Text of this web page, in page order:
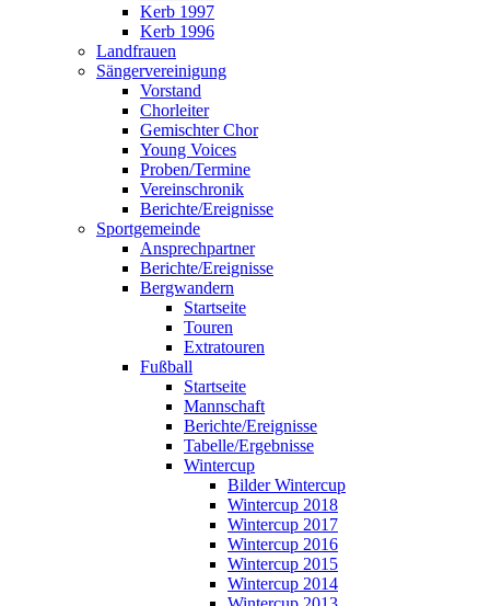
Kerb 1997
Kerb 1996
Landfrauen
Sängervereinigung
Vorstand
Chorleiter
Gemischter Chor
Young Voices
Proben/Termine
Vereinschronik
Berichte/Ereignisse
Sportgemeinde
Ansprechpartner
Berichte/Ereignisse
Bergwandern
Startseite
Touren
Extratouren
Fußball
Startseite
Mannschaft
Berichte/Ereignisse
Tabelle/Ergebnisse
Wintercup
Bilder Wintercup
Wintercup 2018
Wintercup 2017
Wintercup 2016
Wintercup 2015
Wintercup 2014